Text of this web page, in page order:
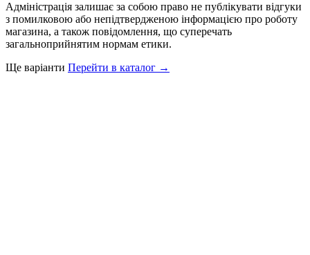
Адміністрація залишає за собою право не публікувати відгуки
з помилковою або непідтвердженою інформацією про роботу
магазина, а також повідомлення, що суперечать
загальноприйнятим нормам етики.
Ще варіанти Перейти в каталог →